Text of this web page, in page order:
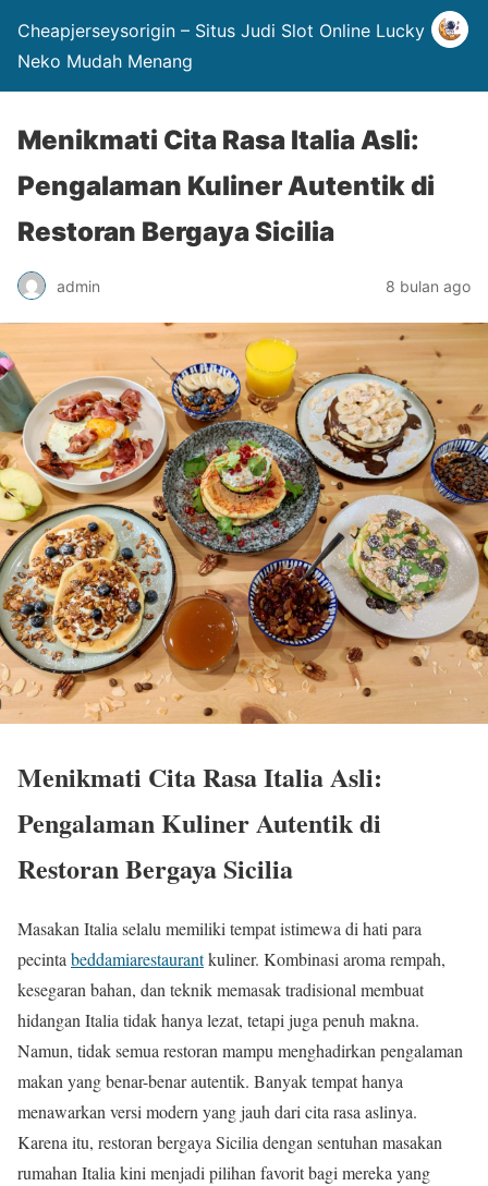
Cheapjerseysorigin – Situs Judi Slot Online Lucky
Neko Mudah Menang
Menikmati Cita Rasa Italia Asli:
Pengalaman Kuliner Autentik di
Restoran Bergaya Sicilia
admin 8 bulan ago
Menikmati Cita Rasa Italia Asli:
Pengalaman Kuliner Autentik di
Restoran Bergaya Sicilia
Masakan Italia selalu memiliki tempat istimewa di hati para
pecinta beddamiarestaurantkuliner. Kombinasi aroma rempah,
kesegaran bahan, dan teknik memasak tradisional membuat
hidangan Italia tidak hanya lezat, tetapi juga penuh makna.
Namun, tidak semua restoran mampu menghadirkan pengalaman
makan yang benar-benar autentik. Banyak tempat hanya
menawarkan versi modern yang jauh dari cita rasa aslinya.
Karena itu, restoran bergaya Sicilia dengan sentuhan masakan
rumahan Italia kini menjadi pilihan favorit bagi mereka yang